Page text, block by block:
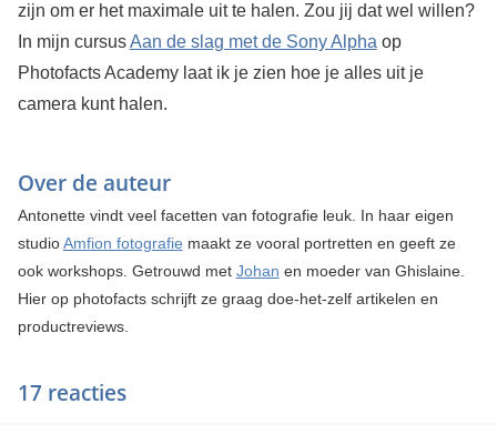
zijn om er het maximale uit te halen. Zou jij dat wel willen?
In mijn cursusAan de slag met de Sony Alpha op
Photofacts Academy laat ik je zien hoe je alles uit je
camera kunt halen.
Over de auteur
Antonette vindt veel facetten van fotografie leuk. In haar eigen
studioAmfion fotografie maakt ze vooral portretten en geeft ze
ook workshops. Getrouwd met Johan en moeder van Ghislaine.
Hier op photofacts schrijft ze graag doe-het-zelf artikelen en
productreviews.
17 reacties